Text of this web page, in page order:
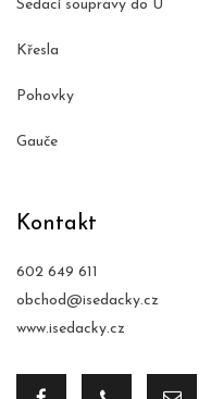
Sedací soupravy do U
Křesla
Pohovky
Gauče
Kontakt
602 649 611
obchod@isedacky.cz
www.isedacky.cz